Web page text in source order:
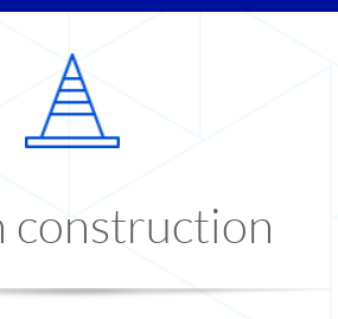
construction